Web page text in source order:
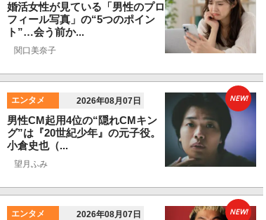
婚活女性が見ている「男性のプロ
フィール写真」の“5つのポイン
ト”…会う前か...
関口美奈子
エンタメ 2026年08月07日
男性CM起用4位の“隠れCMキン
グ”は『20世紀少年』の元子役。
小倉史也（...
望月ふみ
NEW!
エンタメ 2026年08月07日 NEW!